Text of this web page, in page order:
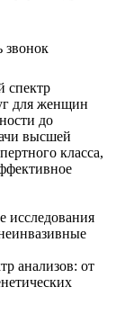
звонок
спектр
для женщин
до
высшей
класса,
исследования
анализов: от